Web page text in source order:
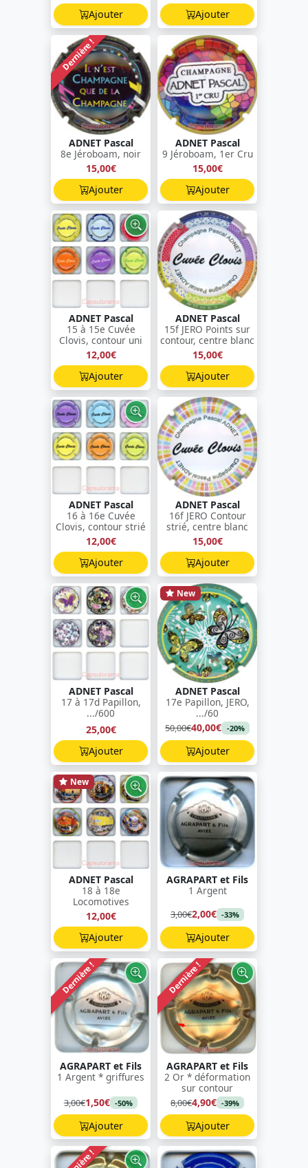
Ajouter
Ajouter
Dernière !
ADNET Pascal
8e Jéroboam, noir
15,00€
Ajouter
ADNET Pascal
9 Jéroboam, 1er Cru
15,00€
Ajouter
ADNET Pascal
15 à 15e Cuvée
Clovis, contour uni
12,00€
Ajouter
ADNET Pascal
15f JERO Points sur
contour, centre blanc
15,00€
Ajouter
ADNET Pascal
16 à 16e Cuvée
Clovis, contour strié
12,00€
Ajouter
ADNET Pascal
16f JERO Contour
strié, centre blanc
15,00€
Ajouter
ADNET Pascal
17 à 17d Papillon,
.../600
25,00€
Ajouter
New
ADNET Pascal
17e Papillon, JERO,
.../60
50,00€40,00€ -20%
Ajouter
New
ADNET Pascal
18 à 18e
Locomotives
12,00€
Ajouter
AGRAPART et Fils
1 Argent
3,00€2,00€ -33%
Ajouter
Dernière !
AGRAPART et Fils
1 Argent * griffures
3,00€1,50€ -50%
Ajouter
Dernière !
AGRAPART et Fils
2 Or * déformation
sur contour
8,00€4,90€ -39%
Ajouter